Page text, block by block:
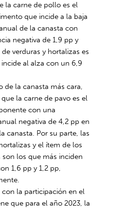
la carne de pollo es el
que incide a la baja
de la canasta con
negativa de 1,9 pp y
verduras y hortalizas es
al alza con un 6,9
de la canasta más cara,
la carne de pavo es el
con una
negativa de 4,2 pp en
canasta. Por su parte, las
y el ítem de los
son los que más inciden
1,6 pp y 1,2 pp,
con la participación en el
que para el año 2023, la